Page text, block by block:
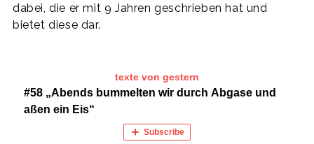
dabei, die er mit 9 Jahren geschrieben hat und
bietet diese dar.